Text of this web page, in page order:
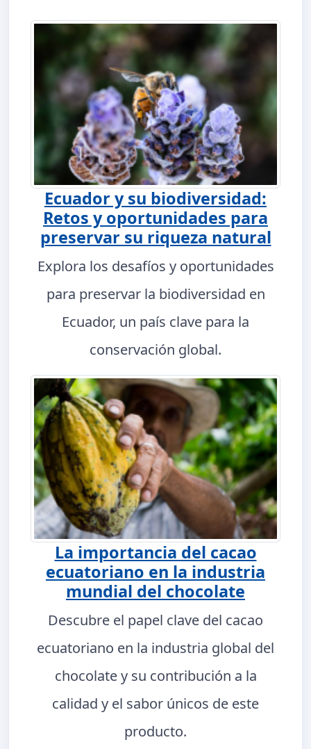
Ecuador y su biodiversidad:
Retos y oportunidades para
preservar su riqueza natural
Explora los desafíos y oportunidades
para preservar la biodiversidad en
Ecuador, un país clave para la
conservación global.
La importancia del cacao
ecuatoriano en la industria
mundial del chocolate
Descubre el papel clave del cacao
ecuatoriano en la industria global del
chocolate y su contribución a la
calidad y el sabor únicos de este
producto.